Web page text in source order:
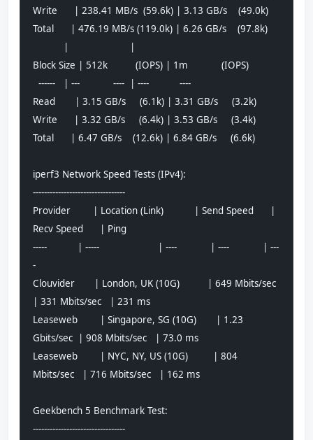
Write      | 238.41 MB/s  (59.6k) | 3.13 GB/s    (49.0k)
Total      | 476.19 MB/s (119.0k) | 6.26 GB/s    (97.8k)
Block Size | 512k          (IOPS) | 1m            (IOPS)
  ------   | ---            ----  | ----           ----
Read       | 3.15 GB/s     (6.1k) | 3.31 GB/s     (3.2k)
Write      | 3.32 GB/s     (6.4k) | 3.53 GB/s     (3.4k)
Total      | 6.47 GB/s    (12.6k) | 6.84 GB/s     (6.6k)
iperf3 Network Speed Tests (IPv4):
---------------------------------
Provider        | Location (Link)           | Send Speed      |
Recv Speed      | Ping
-----           | -----                     | ----            | ----            | ---
-
Clouvider       | London, UK (10G)          | 649 Mbits/sec
| 331 Mbits/sec   | 231 ms
Leaseweb        | Singapore, SG (10G)       | 1.23
Gbits/sec  | 908 Mbits/sec   | 73.0 ms
Leaseweb        | NYC, NY, US (10G)         | 804
Mbits/sec   | 716 Mbits/sec   | 162 ms
Geekbench 5 Benchmark Test:
---------------------------------